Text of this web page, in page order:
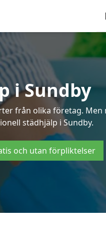
i Sundby
från olika företag.
städhjälp i Sundby.
och utan förpliktelser